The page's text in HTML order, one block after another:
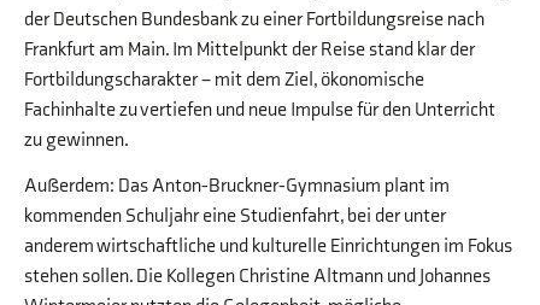
der Deutschen Bundesbank zu einer Fortbildungsreise nach
Frankfurt am Main. Im Mittelpunkt der Reise stand klar der
Fortbildungscharakter – mit dem Ziel, ökonomische
Fachinhalte zu vertiefen und neue Impulse für den Unterricht
zu gewinnen.
Außerdem: Das Anton-Bruckner-Gymnasium plant im
kommenden Schuljahr eine Studienfahrt, bei der unter
anderem wirtschaftliche und kulturelle Einrichtungen im Fokus
stehen sollen. Die Kollegen Christine Altmann und Johannes